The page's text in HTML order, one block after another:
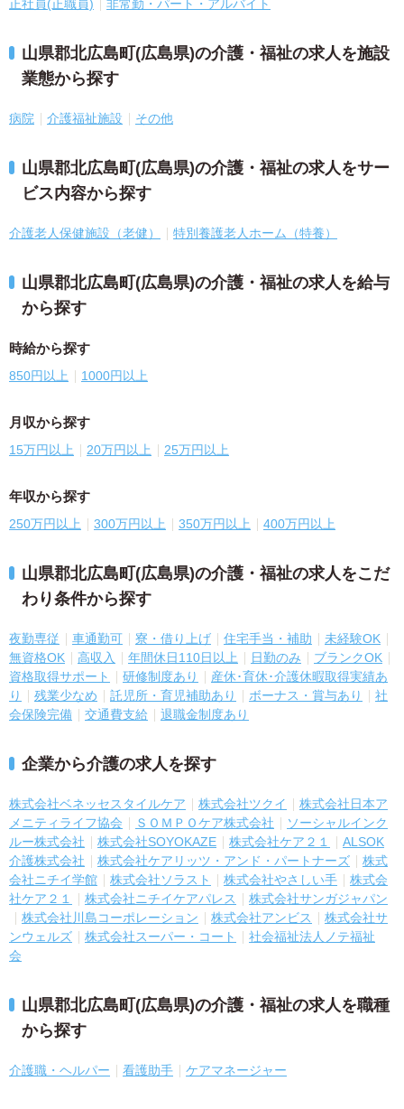
正社員(正職員) 非常勤・パート・アルバイト
山県郡北広島町(広島県)の介護・福祉の求人を施設
業態から探す
病院 介護福祉施設 その他
山県郡北広島町(広島県)の介護・福祉の求人をサー
ビス内容から探す
介護老人保健施設（老健） 特別養護老人ホーム（特養）
山県郡北広島町(広島県)の介護・福祉の求人を給与
から探す
時給から探す
850円以上 1000円以上
月収から探す
15万円以上 20万円以上 25万円以上
年収から探す
250万円以上 300万円以上 350万円以上 400万円以上
山県郡北広島町(広島県)の介護・福祉の求人をこだ
わり条件から探す
夜勤専従 車通勤可 寮・借り上げ 住宅手当・補助
未経験OK
無資格OK
高収入 年間休日110日以上 日勤のみ
ブランクOK
資格取得サポート
研修制度あり
産休･育休･介護休暇取得実績あ
り
残業少なめ 託児所・育児補助あり ボーナス・賞与あり
社
会保険完備
交通費支給 退職金制度あり
企業から介護の求人を探す
株式会社ベネッセスタイルケア 株式会社ツクイ
株式会社日本ア
メニティライフ協会
ＳＯＭＰＯケア株式会社
ソーシャルインク
ルー株式会社
株式会社SOYOKAZE 株式会社ケア２１
ALSOK
介護株式会社
株式会社ケアリッツ・アンド・パートナーズ
株式
会社ニチイ学館
株式会社ソラスト 株式会社やさしい手
株式会
社ケア２１
株式会社ニチイケアパレス
株式会社サンガジャパン
株式会社川島コーポレーション
株式会社アンビス
株式会社サ
ンウェルズ
株式会社スーパー・コート
社会福祉法人ノテ福祉
会
山県郡北広島町(広島県)の介護・福祉の求人を職種
から探す
介護職・ヘルパー 看護助手 ケアマネージャー